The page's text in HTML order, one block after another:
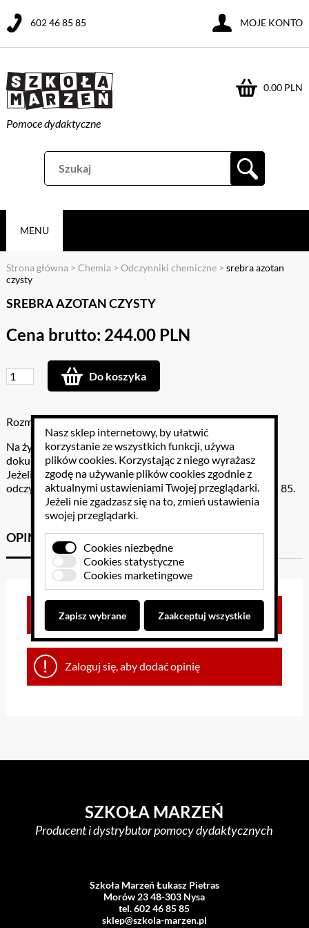
Pomoce dydaktyczne
0.00 PLN
602 46 85 85 MOJE KONTO
MENU
Strona główna > Chemia > Odczynniki chemiczne> srebra azotan
czysty
SREBRA AZOTAN CZYSTY
Cena brutto: 244.00 PLN
Do koszyka
Rozmiar: 50 g
Na życzenie klienta do odczynników dołączamy pełną
dokumentację ZGODNOŚCI.
Jeżeli nie odnależli państwo interesującego państwa
odczynnika, proszę o konsultacje pod numerem 602 46 85 85.
OPINIE KLIENTÓW GPSR
Brak opinii dla towaru
Zaloguj się, aby dodać opinię
SZKOŁA MARZEŃ
Producent i dystrybutor pomocy dydaktycznych
Szkoła Marzeń Łukasz Pietras
Morów 23 48-303 Nysa
tel. 602 46 85 85
sklep@szkola-marzen.pl
Nasz sklep internetowy, by ułatwić
korzystanie ze wszystkich funkcji, używa
plików cookies. Korzystając z niego wyrażasz
zgodę na używanie plików cookies zgodnie z
aktualnymi ustawieniami Twojej przeglądarki.
Jeżeli nie zgadzasz się na to, zmień ustawienia
swojej przeglądarki.
Cookies niezbędne
Cookies statystyczne
Cookies marketingowe
Zapisz wybrane Zaakceptuj wszystkie